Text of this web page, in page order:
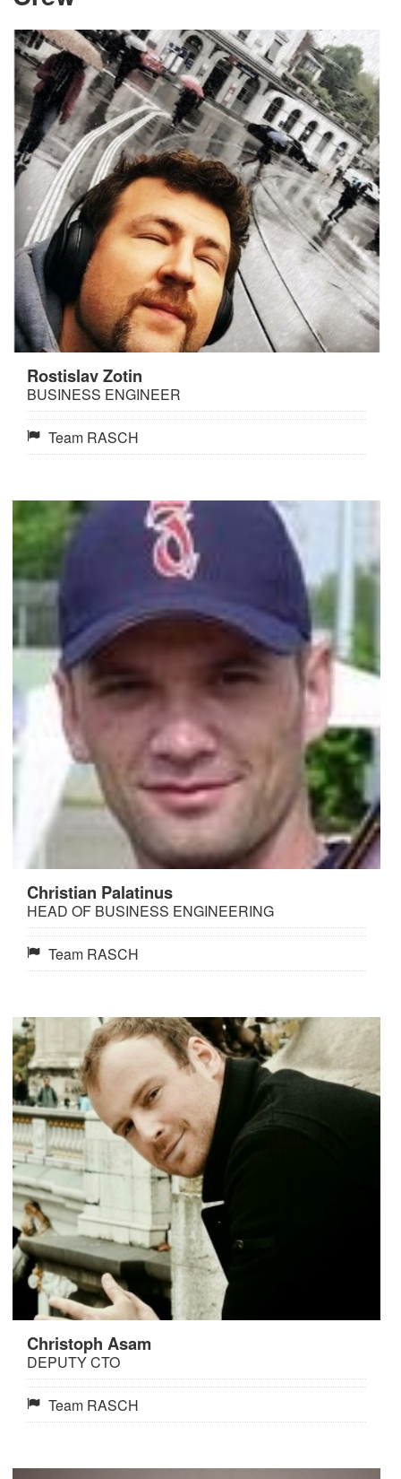
Rostislav Zotin
BUSINESS ENGINEER
Team RASCH
Christian Palatinus
HEAD OF BUSINESS ENGINEERING
Team RASCH
Christoph Asam
DEPUTY CTO
Team RASCH